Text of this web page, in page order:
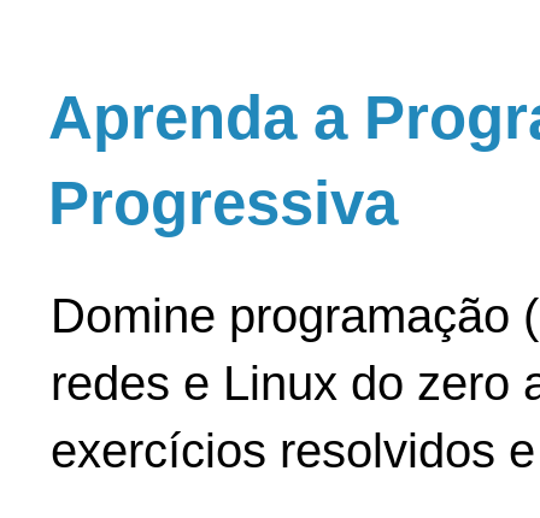
Aprenda a
Progressiva
Domine programação
redes e Linux do zero
exercícios resolvidos